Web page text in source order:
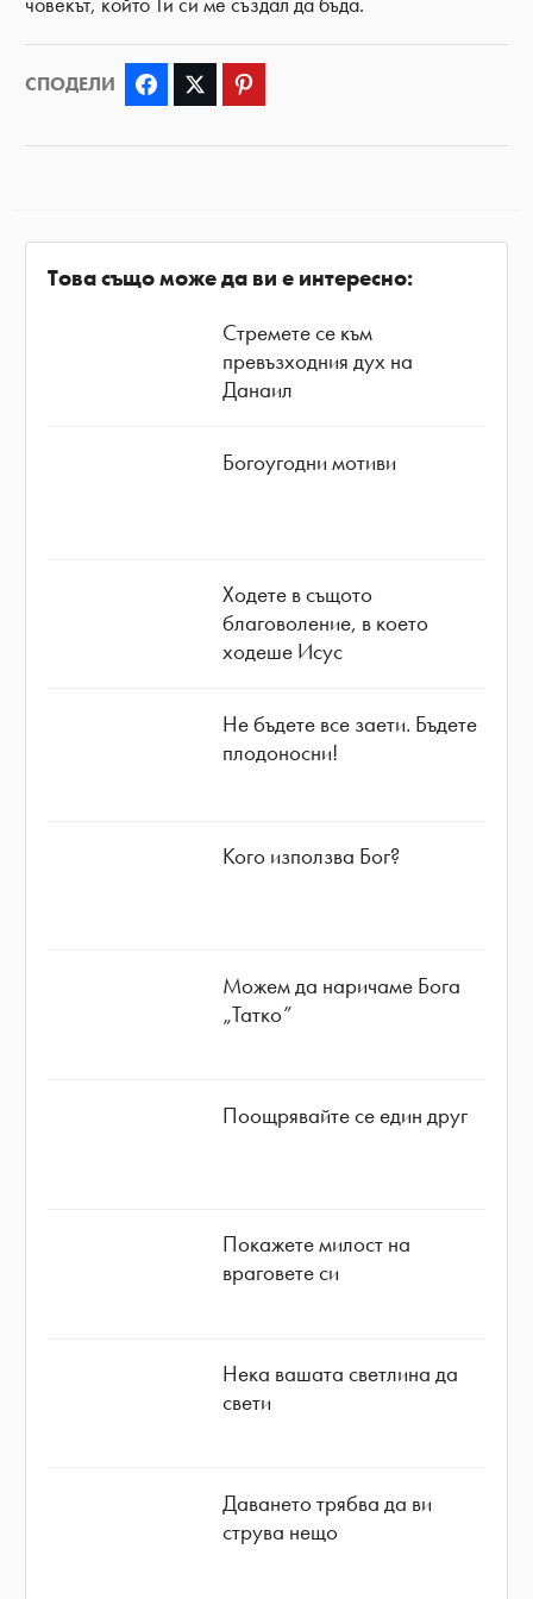
СПОДЕЛИ Facebook Twitter
Това също може да ви е интересно:
Стремете се към
превъзходния дух на
Данаил
Богоугодни мотиви
Ходете в същото
благоволение, в което
ходеше Исус
Не бъдете все заети. Бъдете
плодоносни!
Кого използва Бог?
Можем да наричаме Бога
„Татко”
Поощрявайте се един друг
Покажете милост на
враговете си
Нека вашата светлина да
свети
Даването трябва да ви
струва нещо